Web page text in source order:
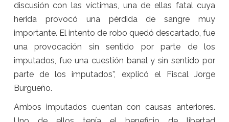
discusión con las víctimas, una de ellas fatal cuya
herida provocó una pérdida de sangre muy
importante. El intento de robo quedó descartado, fue
una provocación sin sentido por parte de los
imputados, fue una cuestión banal y sin sentido por
parte de los imputados”, explicó el Fiscal Jorge
Burgueño.
Ambos imputados cuentan con causas anteriores.